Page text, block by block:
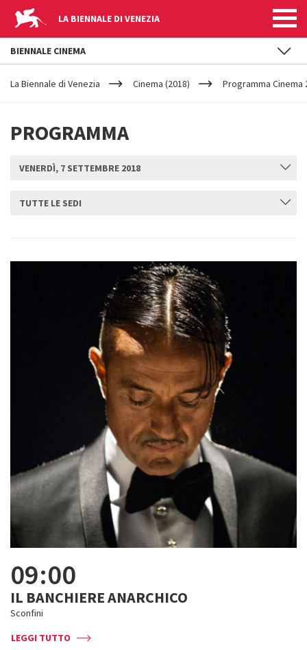
LA BIENNALE DI VENEZIA
YOUR
ARE
La Biennale di Venezia Cinema (2018) Programma Cinema
PROGRAMMA
VENERDÌ, 7 SETTEMBRE 2018
TUTTE LE SEDI
09:00
IL BANCHIERE ANARCHICO
Sconfini
LEGGI TUTTO
BIENNALE CINEMA